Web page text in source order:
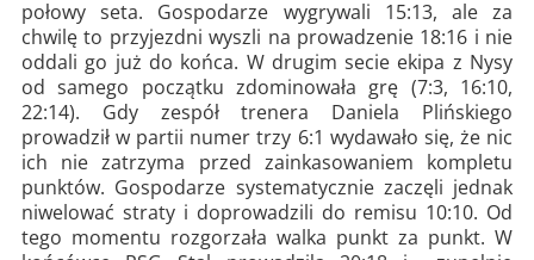
połowy seta. Gospodarze wygrywali 15:13, ale za
chwilę to przyjezdni wyszli na prowadzenie 18:16 i nie
oddali go już do końca. W drugim secie ekipa z Nysy
od samego początku zdominowała grę (7:3, 16:10,
22:14). Gdy zespół trenera Daniela Plińskiego
prowadził w partii numer trzy 6:1 wydawało się, że nic
ich nie zatrzyma przed zainkasowaniem kompletu
punktów. Gospodarze systematycznie zaczęli jednak
niwelować straty i doprowadzili do remisu 10:10. Od
tego momentu rozgorzała walka punkt za punkt. W